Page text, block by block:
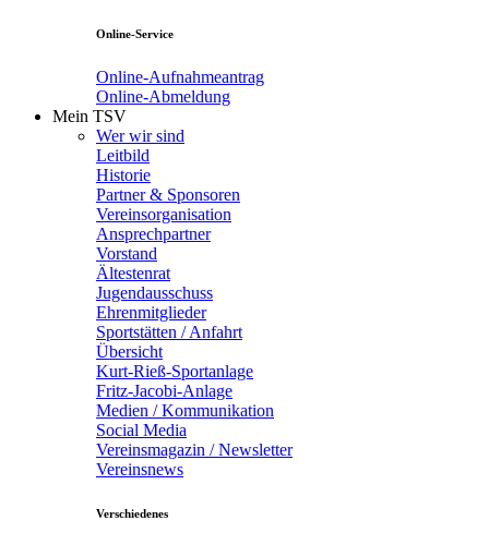
Online-Service
Online-Aufnahmeantrag
Online-Abmeldung
Mein TSV
Wer wir sind
Leitbild
Historie
Partner & Sponsoren
Vereinsorganisation
Ansprechpartner
Vorstand
Ältestenrat
Jugendausschuss
Ehrenmitglieder
Sportstätten / Anfahrt
Übersicht
Kurt-Rieß-Sportanlage
Fritz-Jacobi-Anlage
Medien / Kommunikation
Social Media
Vereinsmagazin / Newsletter
Vereinsnews
Verschiedenes